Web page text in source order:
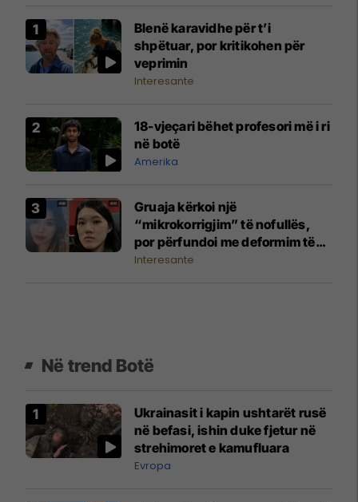
Blenë karavidhe për t’i
shpëtuar, por kritikohen për
veprimin
Interesante
18-vjeçari bëhet profesori më i ri
në botë
Amerika
Gruaja kërkoi një
“mikrokorrigjim” të nofullës,
por përfundoi me deformim të
madh të fytyrës
Interesante
Në trend Botë
Ukrainasit i kapin ushtarët rusë
në befasi, ishin duke fjetur në
strehimoret e kamufluara
Evropa